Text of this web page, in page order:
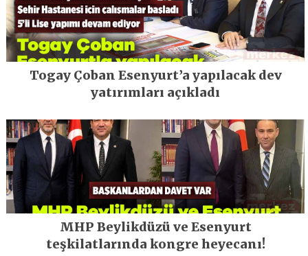
Togay Çoban Esenyurt’a yapılacak dev
yatırımları açıkladı
MHP Beylikdüzü ve Esenyurt
teşkilatlarında kongre heyecanı!